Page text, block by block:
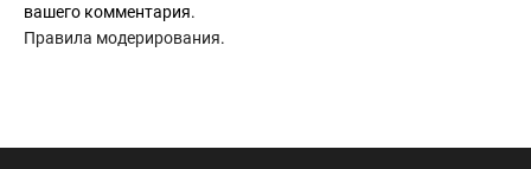
вашего комментария.
Правила модерирования.